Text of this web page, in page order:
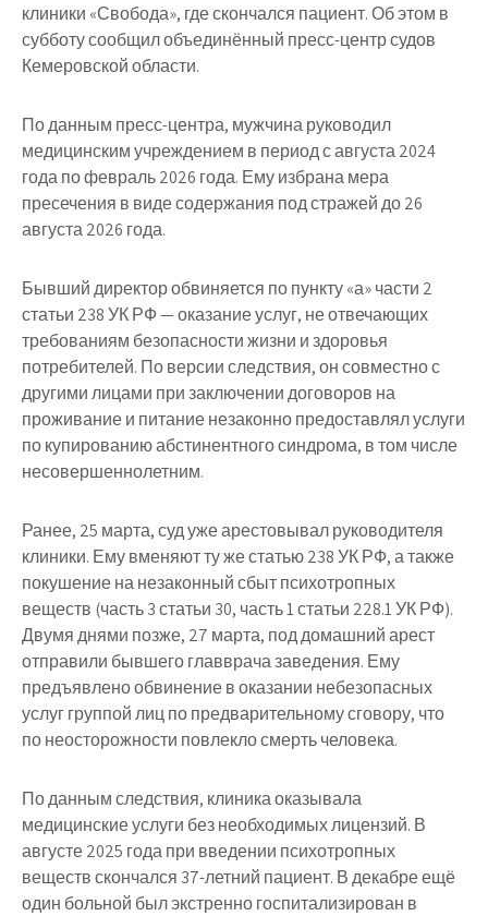
клиники «Свобода», где скончался пациент. Об этом в
субботу сообщил объединённый пресс-центр судов
Кемеровской области.
По данным пресс-центра, мужчина руководил
медицинским учреждением в период с августа 2024
года по февраль 2026 года. Ему избрана мера
пресечения в виде содержания под стражей до 26
августа 2026 года.
Бывший директор обвиняется по пункту «а» части 2
статьи 238 УК РФ — оказание услуг, не отвечающих
требованиям безопасности жизни и здоровья
потребителей. По версии следствия, он совместно с
другими лицами при заключении договоров на
проживание и питание незаконно предоставлял услуги
по купированию абстинентного синдрома, в том числе
несовершеннолетним.
Ранее, 25 марта, суд уже арестовывал руководителя
клиники. Ему вменяют ту же статью 238 УК РФ, а также
покушение на незаконный сбыт психотропных
веществ (часть 3 статьи 30, часть 1 статьи 228.1 УК РФ).
Двумя днями позже, 27 марта, под домашний арест
отправили бывшего главврача заведения. Ему
предъявлено обвинение в оказании небезопасных
услуг группой лиц по предварительному сговору, что
по неосторожности повлекло смерть человека.
По данным следствия, клиника оказывала
медицинские услуги без необходимых лицензий. В
августе 2025 года при введении психотропных
веществ скончался 37-летний пациент. В декабре ещё
один больной был экстренно госпитализирован в